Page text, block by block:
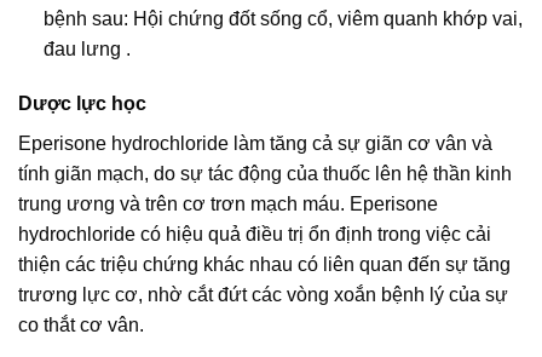
bệnh sau: Hội chứng đốt sống cổ, viêm quanh khớp vai,
đau lưng .
Dược lực học
Eperisone hydrochloride làm tăng cả sự giãn cơ vân và
tính giãn mạch, do sự tác động của thuốc lên hệ thần kinh
trung ương và trên cơ trơn mạch máu. Eperisone
hydrochloride có hiệu quả điều trị ổn định trong việc cải
thiện các triệu chứng khác nhau có liên quan đến sự tăng
trương lực cơ, nhờ cắt đứt các vòng xoắn bệnh lý của sự
co thắt cơ vân.